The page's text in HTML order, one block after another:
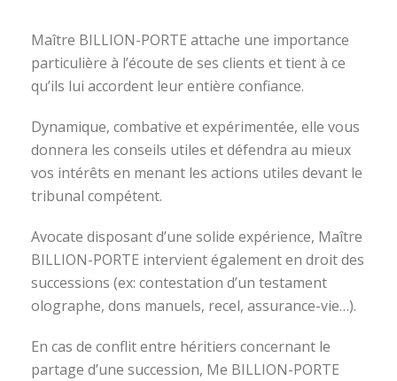
Maître BILLION-PORTE attache une importance
particulière à l’écoute de ses clients et tient à ce
qu’ils lui accordent leur entière confiance.
Dynamique, combative et expérimentée, elle vous
donnera les conseils utiles et défendra au mieux
vos intérêts en menant les actions utiles devant le
tribunal compétent.
Avocate disposant d’une solide expérience, Maître
BILLION-PORTE intervient également en droit des
successions (ex: contestation d’un testament
olographe, dons manuels, recel, assurance-vie…).
En cas de conflit entre héritiers concernant le
partage d’une succession, Me BILLION-PORTE